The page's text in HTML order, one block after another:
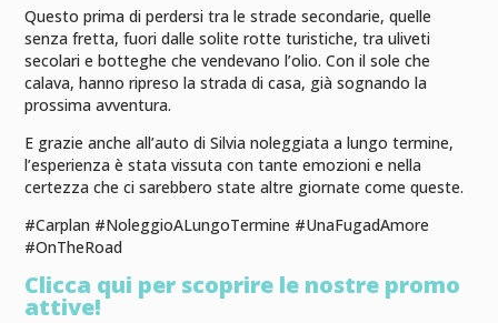
Questo prima di perdersi tra le strade secondarie, quelle
senza fretta, fuori dalle solite rotte turistiche, tra uliveti
secolari e botteghe che vendevano l’olio. Con il sole che
calava, hanno ripreso la strada di casa, già sognando la
prossima avventura.
E grazie anche all’auto di Silvia noleggiata a lungo termine,
l’esperienza è stata vissuta con tante emozioni e nella
certezza che ci sarebbero state altre giornate come queste.
#Carplan #NoleggioALungoTermine #UnaFugadAmore
#OnTheRoad
Clicca qui per scoprire le nostre promo
attive!